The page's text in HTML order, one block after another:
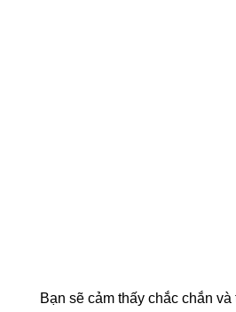
Bạn sẽ cảm thấy chắc chắn